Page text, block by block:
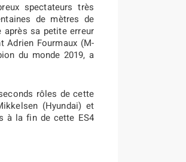
spectateurs très
de mètres de
après sa petite erreur
Adrien Fourmaux (M-
du monde 2019, a
rôles de cette
(Hyundai) et
à la fin de cette ES4